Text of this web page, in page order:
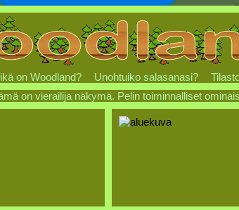
on Woodland? Unohtuiko salasanasi?
on vierailija näkymä. Pelin toiminnalliset